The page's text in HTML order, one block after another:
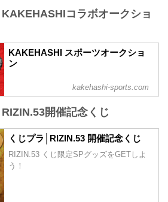
（金）12時よりRIZIN 100 CLUB、RIZIN
売開始）
お得なPPV前売りチケットは、大会前日
の5月9日（土）23:59まで販売！
が実況・解説ありで試合を見たい方は是
非、お好きな配信サービスでRIZIN.53を
全試合リアルタイムで視聴しよう！
PPV販売スケジュール一覧
配信日時 料金 配信媒体 アー...
コラボオークショ
KAKEHASHI スポーツオークショ
ン
kakehashi-sports.com
開催記念くじ
くじプラ│RIZIN.53 開催記念くじ
RIZIN.53 くじ限定SPグッズをGETしよ
う！